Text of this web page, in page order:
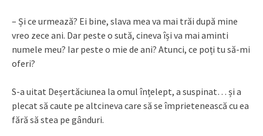
– Și ce urmează? Ei bine, slava mea va mai trăi după mine
vreo zece ani. Dar peste o sută, cineva își va mai aminti
numele meu? Iar peste o mie de ani? Atunci, ce poți tu să-mi
oferi?
S-a uitat Deșertăciunea la omul înțelept, a suspinat… și a
plecat să caute pe altcineva care să se împrietenească cu ea
fără să stea pe gânduri.